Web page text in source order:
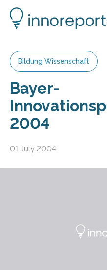
Bildung Wissenschaft
Bayer-
2004
01 July 2004